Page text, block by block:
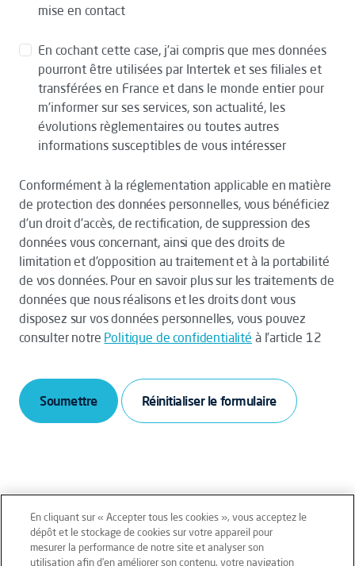
mise en contact
En cochant cette case, j’ai compris que mes données
pourront être utilisées par Intertek et ses filiales et
transférées en France et dans le monde entier pour
m’informer sur ses services, son actualité, les
évolutions règlementaires ou toutes autres
informations susceptibles de vous intéresser
Conformément à la réglementation applicable en matière
de protection des données personnelles, vous bénéficiez
d’un droit d’accès, de rectification, de suppression des
données vous concernant, ainsi que des droits de
limitation et d’opposition au traitement et à la portabilité
de vos données. Pour en savoir plus sur les traitements de
données que nous réalisons et les droits dont vous
disposez sur vos données personnelles, vous pouvez
consulter notre Politique de confidentialité à l’article 12
Soumettre
Mentions légales Conditions générales
En cliquant sur « Accepter tous les cookies », vous acceptez le
dépôt et le stockage de cookies sur votre appareil pour
mesurer la performance de notre site et analyser son
utilisation afin d’en améliorer son contenu, votre navigation